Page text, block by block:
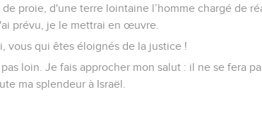
proie, d'une terre lointaine l’homme chargé de
prévu, je le mettrai en œuvre.
vous qui êtes éloignés de la justice !
loin. Je fais approcher mon salut : il ne se fera
ma splendeur à Israël.